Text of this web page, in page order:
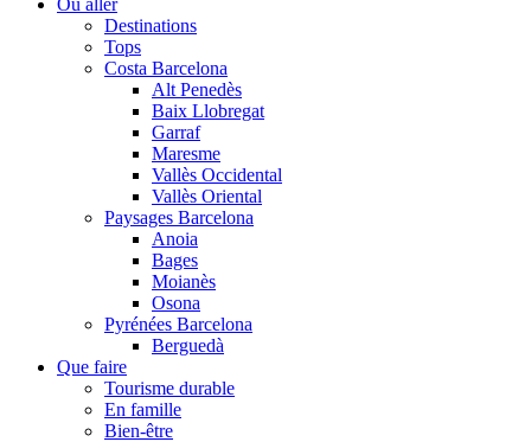
Où aller
Destinations
Tops
Costa Barcelona
Alt Penedès
Baix Llobregat
Garraf
Maresme
Vallès Occidental
Vallès Oriental
Paysages Barcelona
Anoia
Bages
Moianès
Osona
Pyrénées Barcelona
Berguedà
Que faire
Tourisme durable
En famille
Bien-être